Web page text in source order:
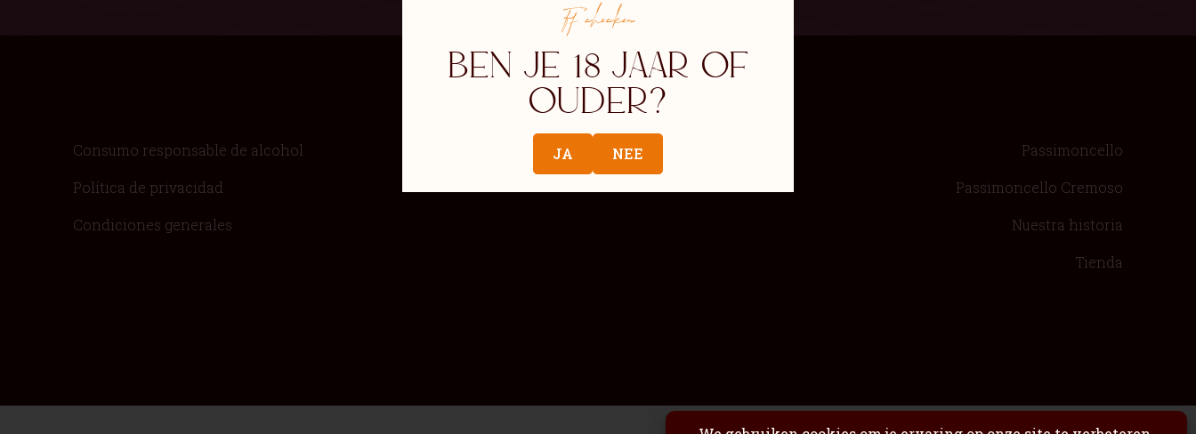
Consumo responsable de alcohol
Política de privacidad
Condiciones generales
Passimoncello
Passimoncello Cremoso
Nuestra historia
Tienda
Ff checken
Ben je 18 jaar of
ouder?
JA NEE